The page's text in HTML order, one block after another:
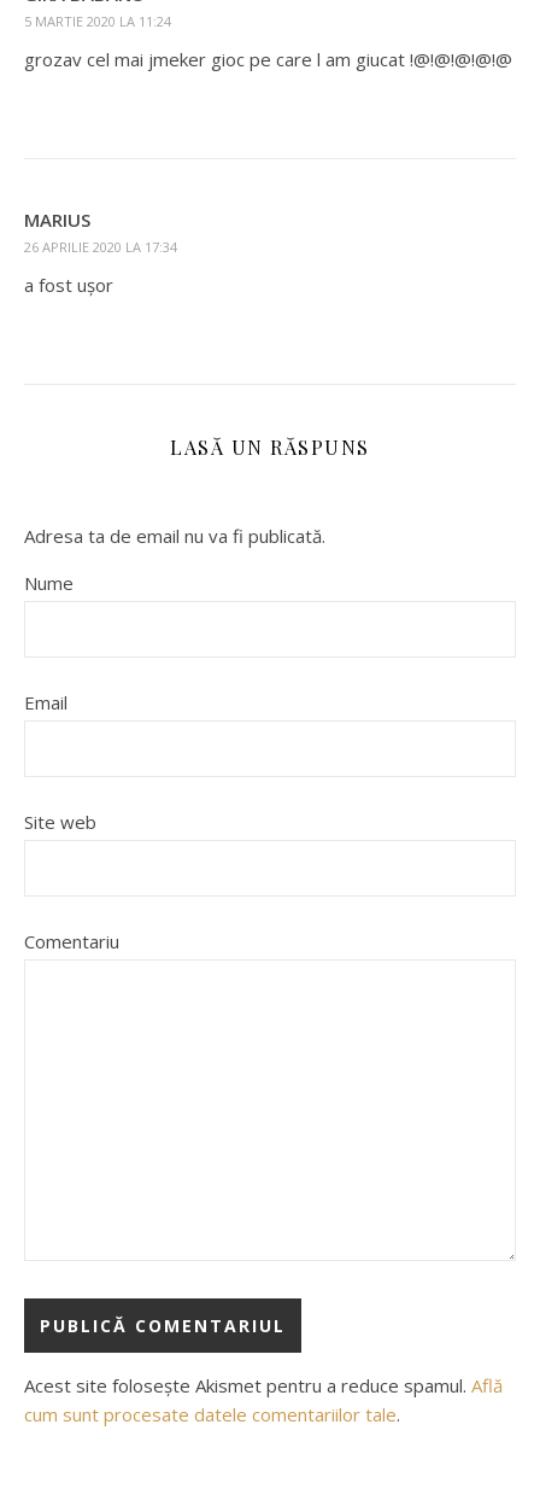
5 MARTIE 2020 LA 11:24
grozav cel mai jmeker gioc pe care l am giucat !@!@!@!@!@
MARIUS
26 APRILIE 2020 LA 17:34
a fost uşor
LASĂ UN RĂSPUNS
Adresa ta de email nu va fi publicată.
Nume
Email
Site web
Comentariu
Acest site folosește Akismet pentru a reduce spamul. Află
cum sunt procesate datele comentariilor tale.